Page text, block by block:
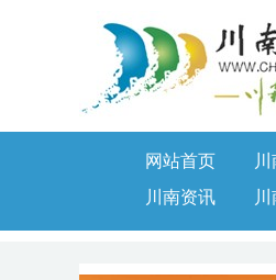
网站首页
川南资讯